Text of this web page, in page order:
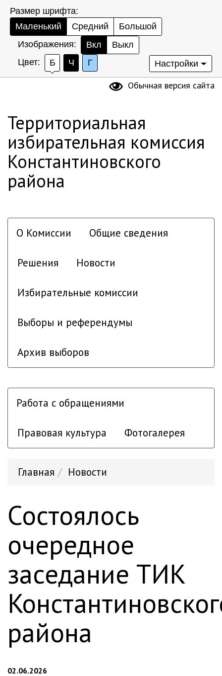
Размер шрифта:
Маленький
Средний
Большой
Изображения:
Вкл
Выкл
Цвет:
Б Ч Г Настройки
Обычная версия сайта
Территориальная
избирательная комиссия
Константиновского
района
О Комиссии Общие сведения
Решения Новости
Избирательные комиссии
Выборы и референдумы
Архив выборов
Работа с обращениями
Правовая культура Фотогалерея
Главная Новости
Состоялось
очередное
заседание ТИК
района
02.06.2026